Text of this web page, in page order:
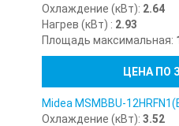
Охлаждение (кВт): 2.64
Нагрев (кВт) : 2.93
Площадь максимальная:
ЦЕНА ПО
Midea MSMBBU-
Охлаждение (кВт): 3.52